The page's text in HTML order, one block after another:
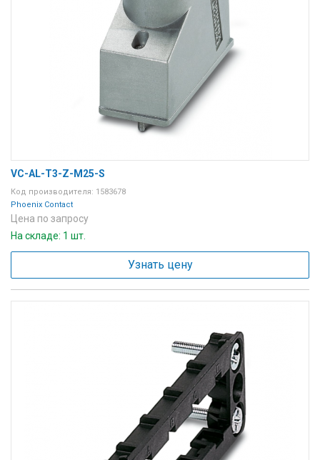
VC-AL-T3-Z-M25-S
Код производителя: 1583678
Phoenix Contact
Цена по запросу
На складе: 1 шт.
Узнать цену